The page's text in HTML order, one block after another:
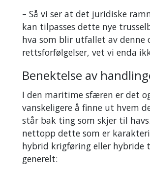
– Så vi ser at det juridiske
kan tilpasses dette nye
hva som blir utfallet av denne
rettsforfølgelser, vet vi enda
Benektelse av
I den maritime sfæren er det
vanskeligere å finne ut hvem
står bak ting som skjer til
nettopp dette som er
hybrid krigføring eller hybride
generelt: